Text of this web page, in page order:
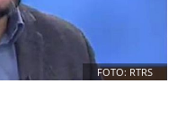
FOTO: RTRS